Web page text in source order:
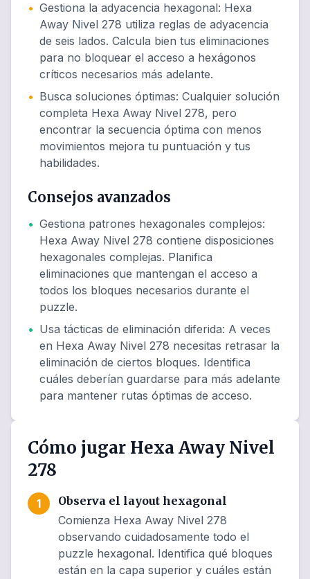
• Gestiona la adyacencia hexagonal: Hexa
Away Nivel 278 utiliza reglas de adyacencia
de seis lados. Calcula bien tus eliminaciones
para no bloquear el acceso a hexágonos
críticos necesarios más adelante.
• Busca soluciones óptimas: Cualquier solución
completa Hexa Away Nivel 278, pero
encontrar la secuencia óptima con menos
movimientos mejora tu puntuación y tus
habilidades.
Consejos avanzados
• Gestiona patrones hexagonales complejos:
Hexa Away Nivel 278 contiene disposiciones
hexagonales complejas. Planifica
eliminaciones que mantengan el acceso a
todos los bloques necesarios durante el
puzzle.
• Usa tácticas de eliminación diferida: A veces
en Hexa Away Nivel 278 necesitas retrasar la
eliminación de ciertos bloques. Identifica
cuáles deberían guardarse para más adelante
para mantener rutas óptimas de acceso.
Cómo jugar Hexa Away Nivel
278
1
Observa el layout hexagonal
Comienza Hexa Away Nivel 278
observando cuidadosamente todo el
puzzle hexagonal. Identifica qué bloques
están en la capa superior y cuáles están